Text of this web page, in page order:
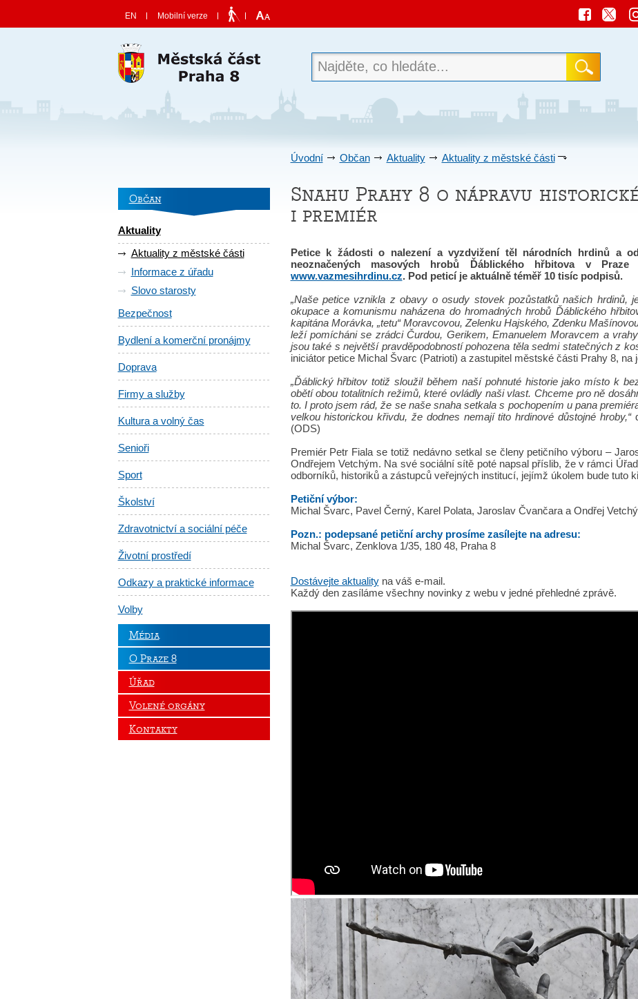
EN Mobilní verze
Úvodní Občan Aktuality Aktuality z městské části
Občan
Aktuality
Aktuality z městské části
Informace z úřadu
Slovo starosty
Bezpečnost
Bydlení a komerční pronájmy
Doprava
Firmy a služby
Kultura a volný čas
Senioři
Sport
Školství
Zdravotnictví a sociální péče
Životní prostředí
Odkazy a praktické informace
Volby
Média
O Praze 8
Úřad
Volené orgány
Kontakty
Snahu Prahy 8 o nápravu
i premiér
Petice k žádosti o nalezení a vyzdvižení těl národních hrdinů a
neoznačených masových hrobů Ďáblického hřbitova v
www.vazmesihrdinu.cz. Pod peticí je aktuálně téměř 10 tisíc podpisů.
„Naše petice vznikla z obavy o osudy stovek pozůstatků našich hrdinů,
okupace a komunismu naházena do hromadných hrobů Ďáblického
kapitána Morávka, „tetu“ Moravcovou, Zelenku Hajského, Zdenku
leží pomícháni se zrádci Čurdou, Gerikem, Emanuelem Moravcem a
jsou také s největší pravděpodobností pohozena těla sedmi statečných z
iniciátor petice Michal Švarc (Patrioti) a zastupitel městské části Prahy 8,
„Ďáblický hřbitov totiž sloužil během naší pohnuté historie jako místo k
obětí obou totalitních režimů, které ovládly naši vlast. Chceme pro ně
to. I proto jsem rád, že se naše snaha setkala s pochopením u pana
velkou historickou křivdu, že dodnes nemají tito hrdinové důstojné hroby,“
(ODS)
Premiér Petr Fiala se totiž nedávno setkal se členy petičního výboru –
Ondřejem Vetchým. Na své sociální sítě poté napsal příslib, že v rámci
odborníků, historiků a zástupců veřejných institucí, jejímž úkolem bude tuto
Petiční výbor:
Michal Švarc, Pavel Černý, Karel Polata, Jaroslav Čvančara a Ondřej
Pozn.: podepsané petiční archy prosíme zasílejte na adresu:
Michal Švarc, Zenklova 1/35, 180 48, Praha 8
Dostávejte aktualityna váš e-mail.
Každý den zasíláme všechny novinky z webu v jedné přehledné zprávě.